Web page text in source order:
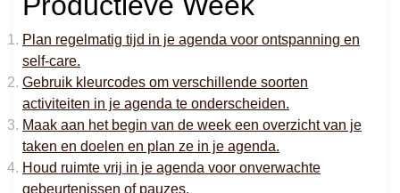
Plan regelmatig tijd in je agenda voor ontspanning en
self-care.
Gebruik kleurcodes om verschillende soorten
activiteiten in je agenda te onderscheiden.
Maak aan het begin van de week een overzicht van je
taken en doelen en plan ze in je agenda.
Houd ruimte vrij in je agenda voor onverwachte
gebeurtenissen of pauzes.